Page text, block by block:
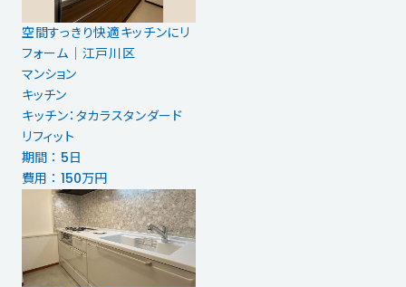
空間すっきり快適キッチンにリ
フォーム｜江戸川区
マンション
キッチン
キッチン：タカラスタンダード
リフィット
期間 ： 5日
費用 ： 150万円